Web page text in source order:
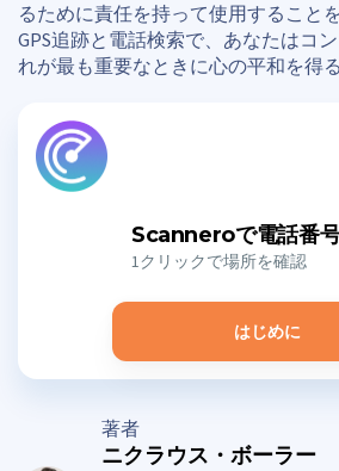
るために責任を持って使用すること
GPS追跡と電話検索で、あなたはコ
れが最も重要なときに心の平和を得
Scanneroで電話番
1クリックで場所を確認
はじめに
著者
ニクラウス・ボーラー